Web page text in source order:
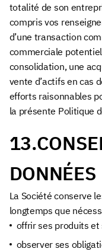
totalité de son
compris vos
d’une transaction
commerciale
consolidation, une
vente d’actifs en cas
efforts raisonnables
la présente Politique
DONNÉES
La Société conserve
longtemps que
offrir ses produits et
observer ses